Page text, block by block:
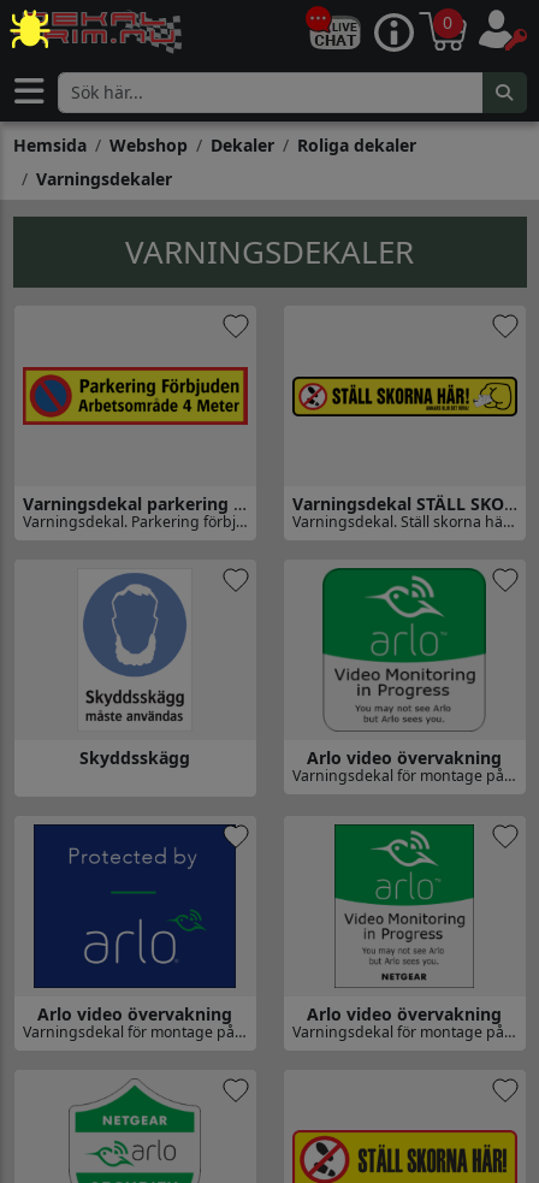
0
Hemsida Webshop Dekaler
Roliga dekaler
Varningsdekaler
VARNINGSDEKALER
Varningsdekal parkering förbjuden
Varningsdekal. Parkering förbjuden
Varningsdekal STÄLL SKORNA HÄR!
Varningsdekal. Ställ skorna här, annars blir det röva
Skyddsskägg Arlo video övervakning
Varningsdekal för montage på fönster. Dessa är enkelsida för montage på utsida.
Arlo video övervakning
Varningsdekal för montage på fönster. Dessa är enkelsida för montage på utsida.
Arlo video övervakning
Varningsdekal för montage på fönster. Dessa är enkelsida för montage på utsida.